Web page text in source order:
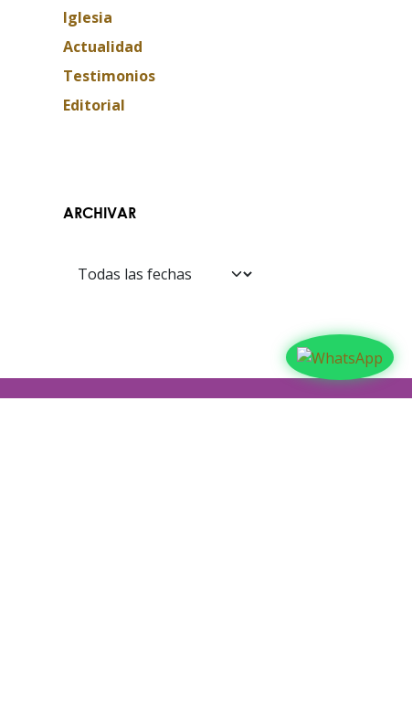
Iglesia
Actualidad
Testimonios
Editorial
ARCHIVAR